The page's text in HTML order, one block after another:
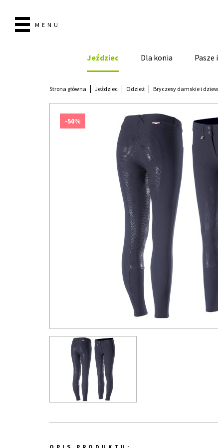
MENU
Jeździec Dla konia
Strona główna Jeździec Odzież Bryczesy damskie i
-50%